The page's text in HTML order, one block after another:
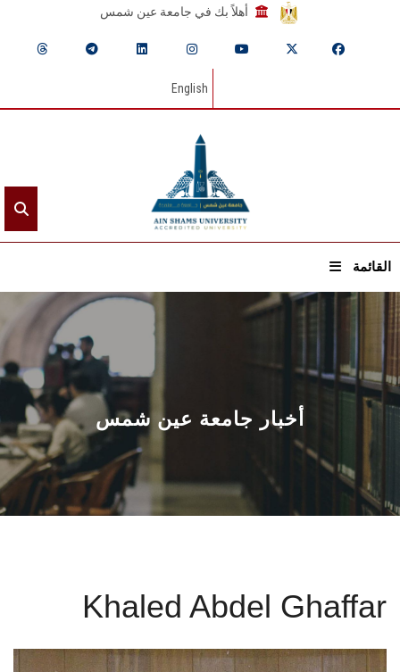
أهلاً بك في جامعة عين شمس
English
القائمة
الرئيسيـة
عن الجامعة
القطاعـات
الشئون الأكاديمية
البحث العلمي
المراكز والوحدات
الأنظمة الذكية
أخبار جامعة عين شمس
Khaled Abdel Ghaffar